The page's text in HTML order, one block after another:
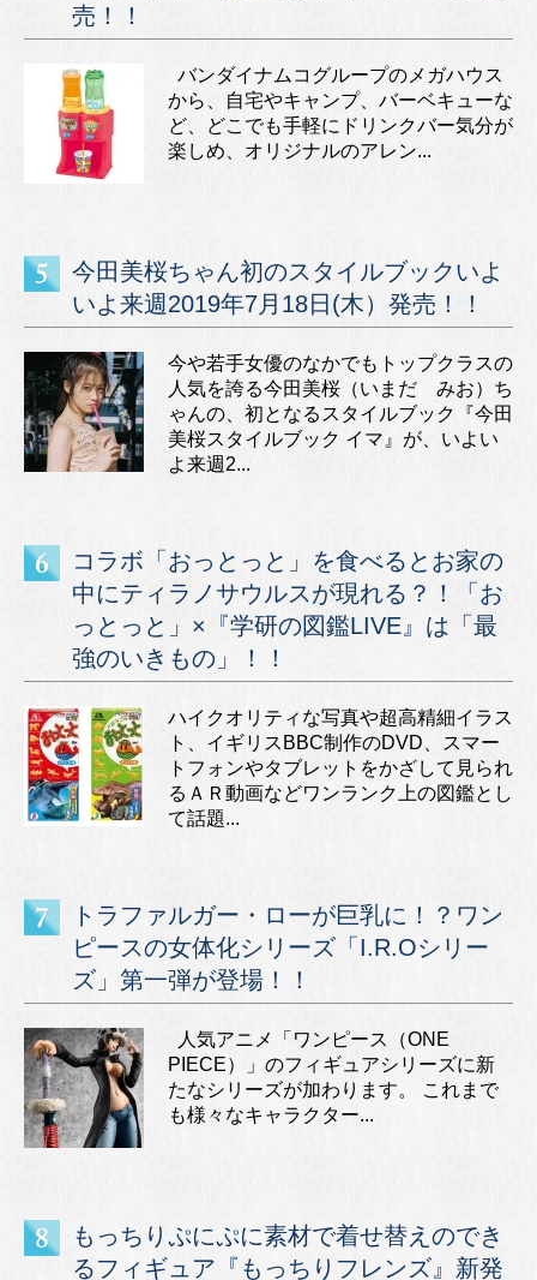
売！！
バンダイナムコグループのメガハウス
から、自宅やキャンプ、バーベキューな
ど、どこでも手軽にドリンクバー気分が
楽しめ、オリジナルのアレン...
今田美桜ちゃん初のスタイルブックいよ
いよ来週2019年7月18日(木）発売！！
今や若手女優のなかでもトップクラスの
人気を誇る今田美桜（いまだ みお）ち
ゃんの、初となるスタイルブック『今田
美桜スタイルブック イマ』が、いよい
よ来週2...
コラボ「おっとっと」を食べるとお家の
中にティラノサウルスが現れる？！「お
っとっと」×『学研の図鑑LIVE』は「最
強のいきもの」！！
ハイクオリティな写真や超高精細イラス
ト、イギリスBBC制作のDVD、スマー
トフォンやタブレットをかざして見られ
るＡＲ動画などワンランク上の図鑑とし
て話題...
トラファルガー・ローが巨乳に！？ワン
ピースの女体化シリーズ「I.R.Oシリー
ズ」第一弾が登場！！
人気アニメ「ワンピース（ONE
PIECE）」のフィギュアシリーズに新
たなシリーズが加わります。 これまで
も様々なキャラクター...
もっちりぷにぷに素材で着せ替えのでき
るフィギュア『もっちりフレンズ』新発